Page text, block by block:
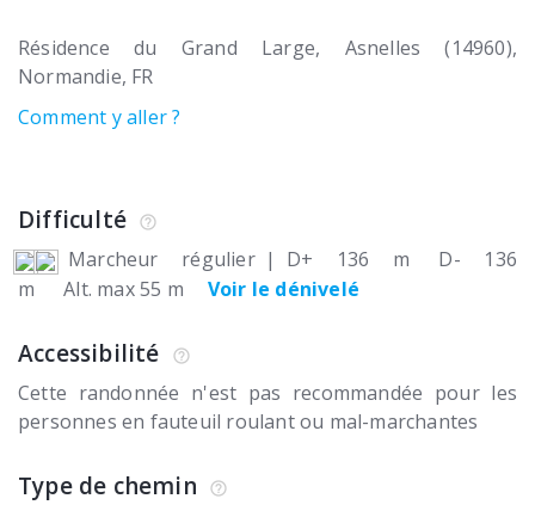
Résidence du Grand Large
Asnelles (14960)
Normandie FR
Comment y aller ?
Difficulté
Marcheur régulier | D+ 136 m
D- 136
m
Alt. max 55 m Voir le dénivelé
Accessibilité
Cette randonnée n'est pas recommandée pour les
personnes en fauteuil roulant ou mal-marchantes
Type de chemin